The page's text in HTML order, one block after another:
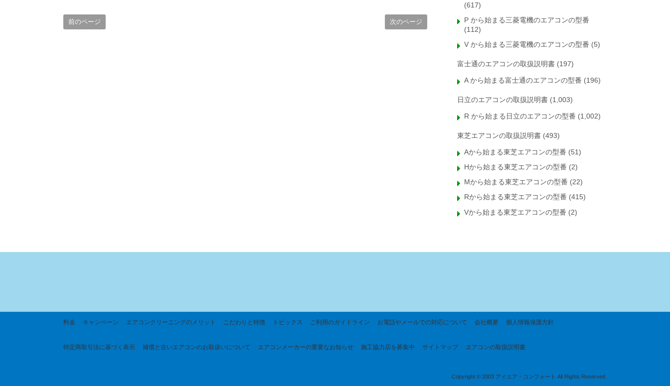
前のページ 次のページ
(617)
P から始まる三菱電機のエアコンの型番
(112)
V から始まる三菱電機のエアコンの型番 (5)
富士通のエアコンの取扱説明書 (197)
A から始まる富士通のエアコンの型番 (196)
日立のエアコンの取扱説明書 (1,003)
R から始まる日立のエアコンの型番 (1,002)
東芝エアコンの取扱説明書 (493)
Aから始まる東芝エアコンの型番 (51)
Hから始まる東芝エアコンの型番 (2)
Mから始まる東芝エアコンの型番 (22)
Rから始まる東芝エアコンの型番 (415)
Vから始まる東芝エアコンの型番 (2)
料金 キャンペーン エアコンクリーニングのメリット こだわりと特徴 トピックス ご利用のガイドライン お電話やメールでの対応について 会社概要 個人情報保護方針
特定商取引法に基づく 表示 補償と古いエアコンのお取扱いについて エアコンメーカーの重要なお知らせ 施工協力店を募集中 サイトマップ エアコンの取扱説明書
Copyright © 2003 アイエア・コンフォート All Rights Reserved.